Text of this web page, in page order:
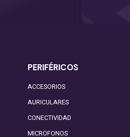
PERIFÉRICOS
ACCESORIOS
AURICULARES
CONECTIVIDAD
MICROFONOS